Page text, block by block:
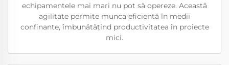
echipamentele mai mari nu pot să opereze. Această
agilitate permite munca eficientă în medii
confinante, îmbunătățind productivitatea în proiecte
mici.